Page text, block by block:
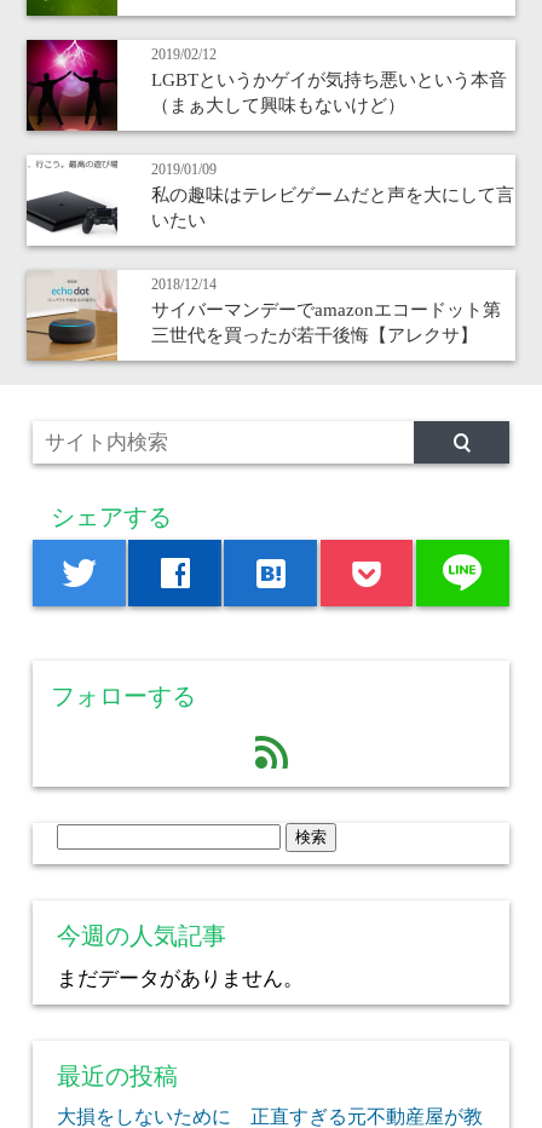
2019/02/12
LGBTというかゲイが気持ち悪いという本音
（まぁ大して興味もないけど）
2019/01/09
私の趣味はテレビゲームだと声を大にして言
いたい
2018/12/14
サイバーマンデーでamazonエコードット第
三世代を買ったが若干後悔【アレクサ】
シェアする
twitter facebook hatenabookmark line
フォローする
feed
索:
今週の人気記事
まだデータがありません。
最近の投稿
大損をしないために 正直すぎる元不動産屋が教